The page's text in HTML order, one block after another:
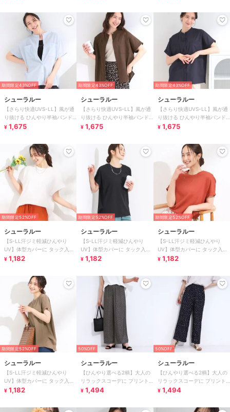
期間限定43%OFF
シューラルー
【さらり快適UVS-LL】風が通
り抜ける ひんやり半袖バンド
カラーシアーシャツ
¥ 1,675
期間限定43%OFF
シューラルー
【さらり快適UVS-LL】風が通
り抜ける ひんやり半袖バンド
カラーシアーシャツ
¥ 1,675
期間限定43%OFF
シューラルー
【さらり快適UVS-LL】風が通
り抜ける ひんやり半袖バンド
カラーシアーシャツ
¥ 1,675
期間限定52%OFF
シューラルー
【S-LL汗ジミ軽減ひんやり
UV】体型カバーに タック入り
ドルマントップス
¥ 1,182
期間限定52%OFF
シューラルー
【S-LL汗ジミ軽減ひんやり
UV】体型カバーに タック入り
ドルマントップス
¥ 1,182
期間限定52%OFF
シューラルー
【S-LL汗ジミ軽減ひんやり
UV】体型カバーに タック入り
ドルマントップス
¥ 1,182
期間限定52%OFF
シューラルー
【S-LL汗ジミ軽減ひんやり
UV】体型カバーに タック入り
ドルマントップス
¥ 1,182
50%OFF
シューラルー
【ひんやり選べる2柄】大人の
リラックスコーデに プリント
柄パンツ
¥ 1,494
50%OFF
シューラルー
【ひんやり選べる2柄】大人の
リラックスコーデに プリント
柄パンツ
¥ 1,494